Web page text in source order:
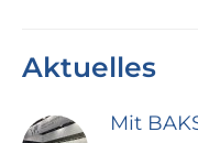
Aktuelles
Mit